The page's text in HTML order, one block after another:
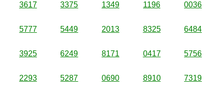
3617 3375 1349 1196 0036
5777 5449 2013 8325 6484
3925 6249 8171 0417 5756
2293 5287 0690 8910 7319